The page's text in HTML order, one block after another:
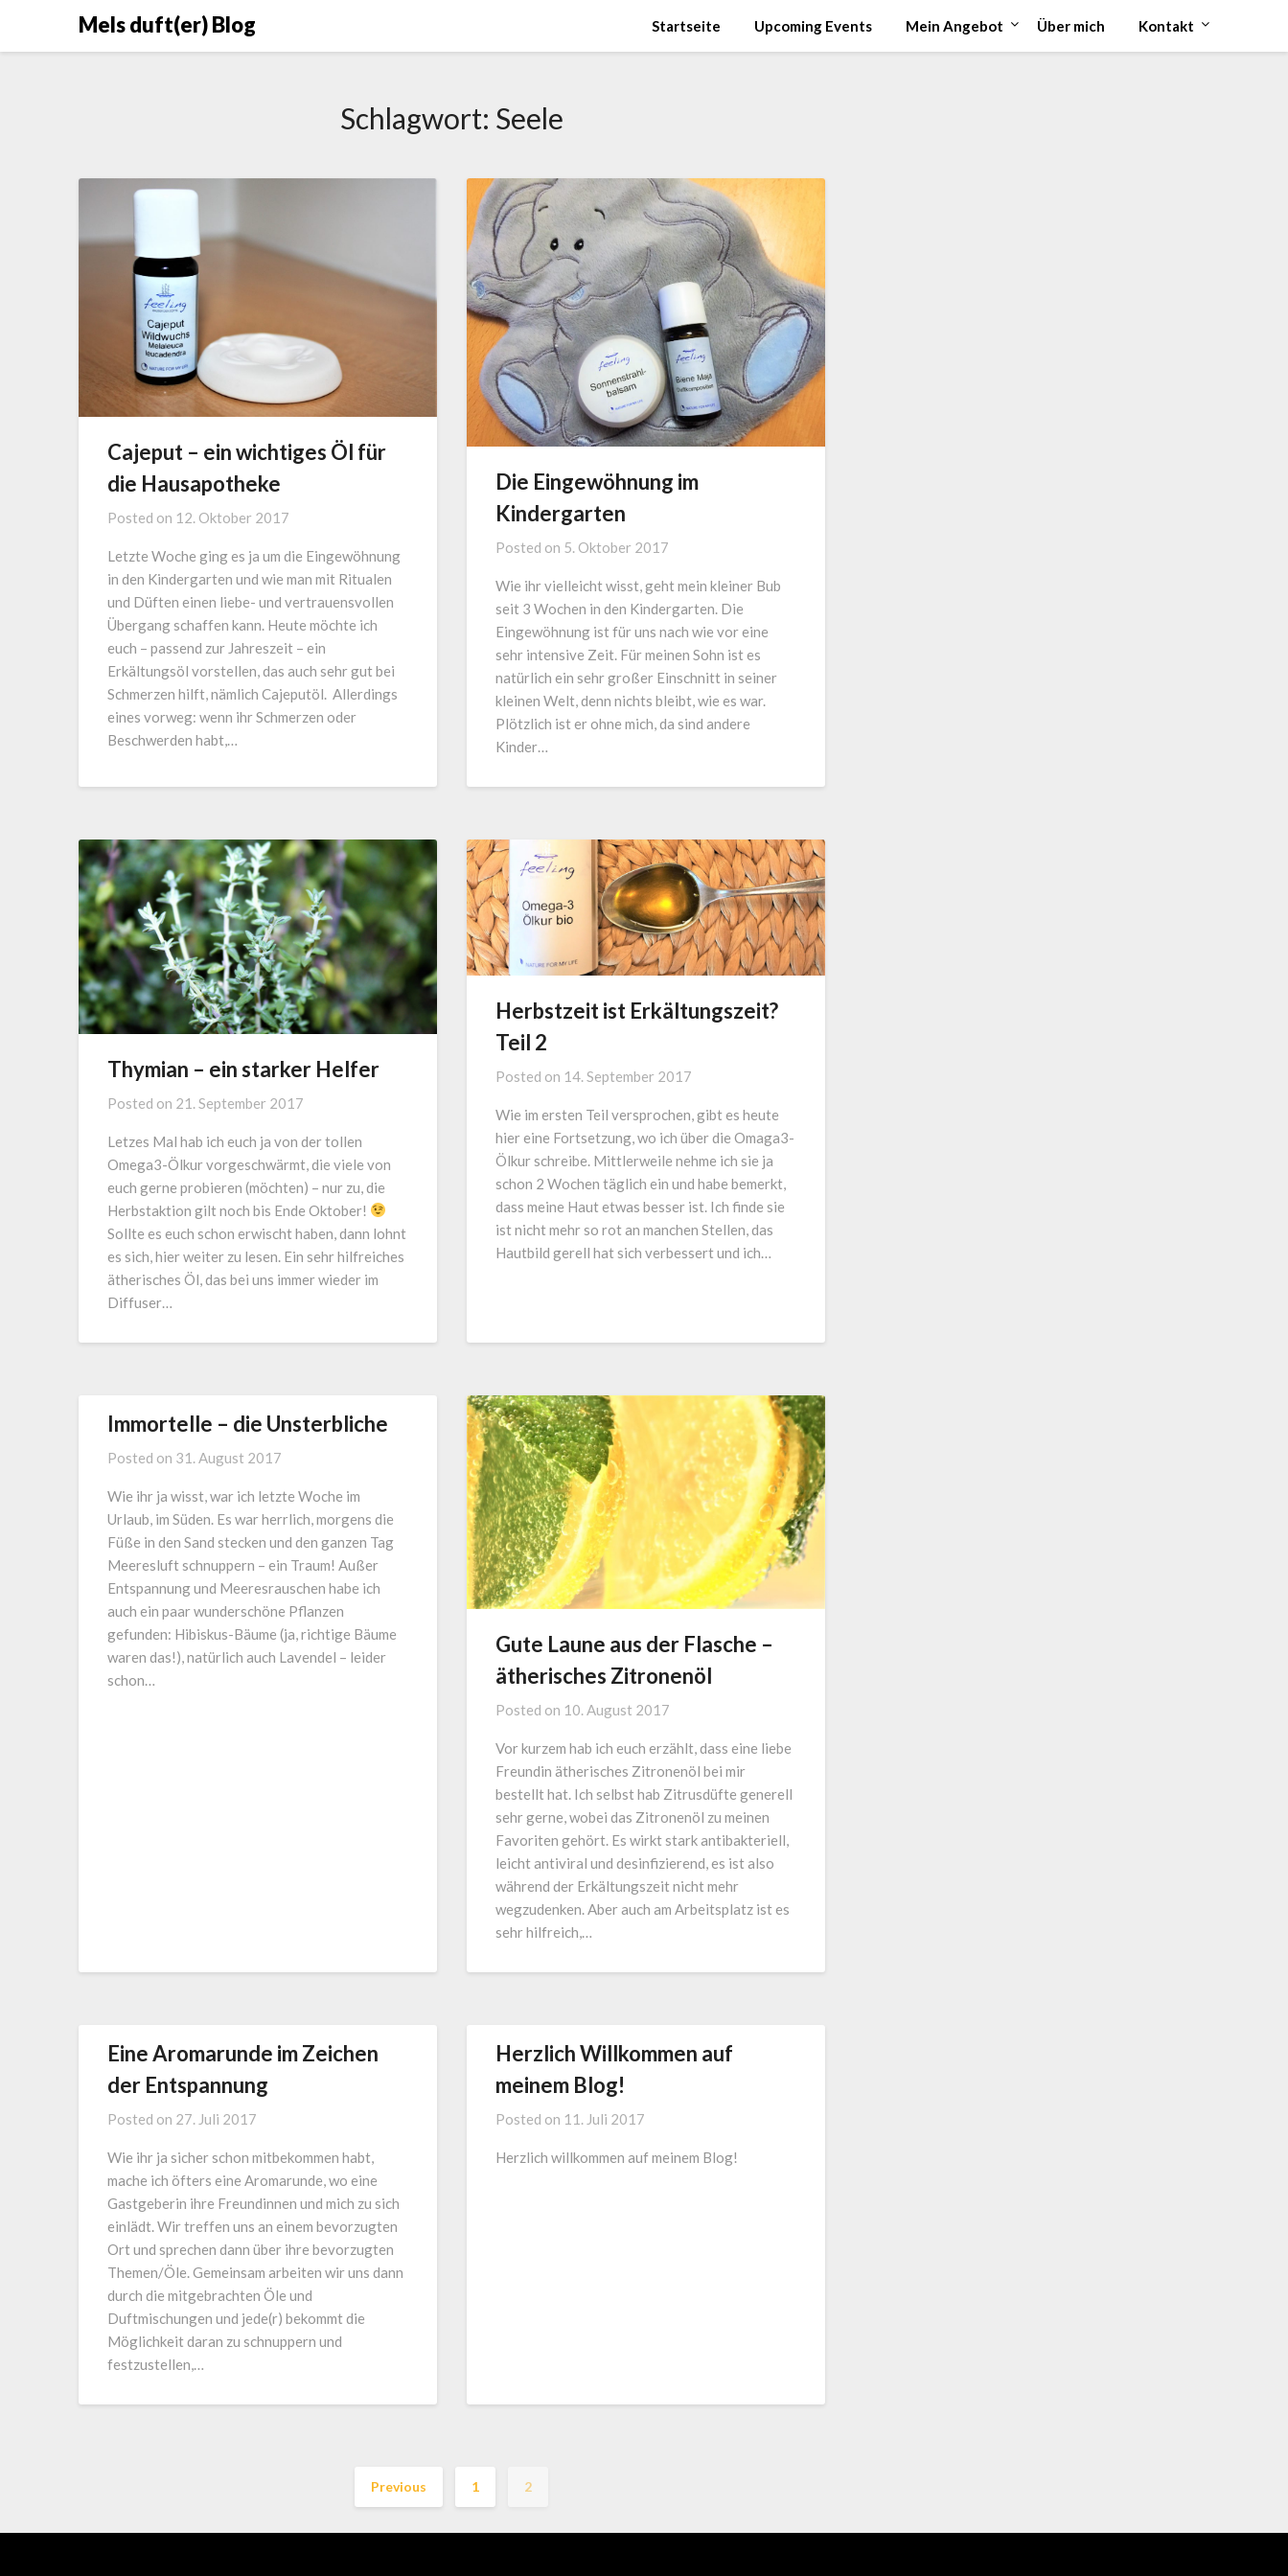
Mels duft(er) Blog Startseite Upcoming Events Mein Angebot Über mich Kontakt
Schlagwort: Seele
Cajeput – ein wichtiges Öl für
die Hausapotheke
Posted on 12. Oktober 2017
Letzte Woche ging es ja um die Eingewöhnung
in den Kindergarten und wie man mit Ritualen
und Düften einen liebe- und vertrauensvollen
Übergang schaffen kann. Heute möchte ich
euch – passend zur Jahreszeit – ein
Erkältungsöl vorstellen, das auch sehr gut bei
Schmerzen hilft, nämlich Cajeputöl. Allerdings
eines vorweg: wenn ihr Schmerzen oder
Beschwerden habt,…
Die Eingewöhnung im
Kindergarten
Posted on 5. Oktober 2017
Wie ihr vielleicht wisst, geht mein kleiner Bub
seit 3 Wochen in den Kindergarten. Die
Eingewöhnung ist für uns nach wie vor eine
sehr intensive Zeit. Für meinen Sohn ist es
natürlich ein sehr großer Einschnitt in seiner
kleinen Welt, denn nichts bleibt, wie es war.
Plötzlich ist er ohne mich, da sind andere
Kinder…
Thymian – ein starker Helfer
Posted on 21. September 2017
Letzes Mal hab ich euch ja von der tollen
Omega3-Ölkur vorgeschwärmt, die viele von
euch gerne probieren (möchten) – nur zu, die
Herbstaktion gilt noch bis Ende Oktober!
Sollte es euch schon erwischt haben, dann lohnt
es sich, hier weiter zu lesen. Ein sehr hilfreiches
ätherisches Öl, das bei uns immer wieder im
Diffuser…
Herbstzeit ist Erkältungszeit?
Teil 2
Posted on 14. September 2017
Wie im ersten Teil versprochen, gibt es heute
hier eine Fortsetzung, wo ich über die Omaga3-
Ölkur schreibe. Mittlerweile nehme ich sie ja
schon 2 Wochen täglich ein und habe bemerkt,
dass meine Haut etwas besser ist. Ich finde sie
ist nicht mehr so rot an manchen Stellen, das
Hautbild gerell hat sich verbessert und ich…
Immortelle – die Unsterbliche
Posted on 31. August 2017
Wie ihr ja wisst, war ich letzte Woche im
Urlaub, im Süden. Es war herrlich, morgens die
Füße in den Sand stecken und den ganzen Tag
Meeresluft schnuppern – ein Traum! Außer
Entspannung und Meeresrauschen habe ich
auch ein paar wunderschöne Pflanzen
gefunden: Hibiskus-Bäume (ja, richtige Bäume
waren das!), natürlich auch Lavendel – leider
schon…
Gute Laune aus der Flasche –
ätherisches Zitronenöl
Posted on 10. August 2017
Vor kurzem hab ich euch erzählt, dass eine liebe
Freundin ätherisches Zitronenöl bei mir
bestellt hat. Ich selbst hab Zitrusdüfte generell
sehr gerne, wobei das Zitronenöl zu meinen
Favoriten gehört. Es wirkt stark antibakteriell,
leicht antiviral und desinfizierend, es ist also
während der Erkältungszeit nicht mehr
wegzudenken. Aber auch am Arbeitsplatz ist es
sehr hilfreich,…
Eine Aromarunde im Zeichen
der Entspannung
Posted on 27. Juli 2017
Wie ihr ja sicher schon mitbekommen habt,
mache ich öfters eine Aromarunde, wo eine
Gastgeberin ihre Freundinnen und mich zu sich
einlädt. Wir treffen uns an einem bevorzugten
Ort und sprechen dann über ihre bevorzugten
Themen/Öle. Gemeinsam arbeiten wir uns dann
durch die mitgebrachten Öle und
Duftmischungen und jede(r) bekommt die
Möglichkeit daran zu schnuppern und
festzustellen,…
Herzlich Willkommen auf
meinem Blog!
Posted on 11. Juli 2017
Herzlich willkommen auf meinem Blog!
Previous 1 2